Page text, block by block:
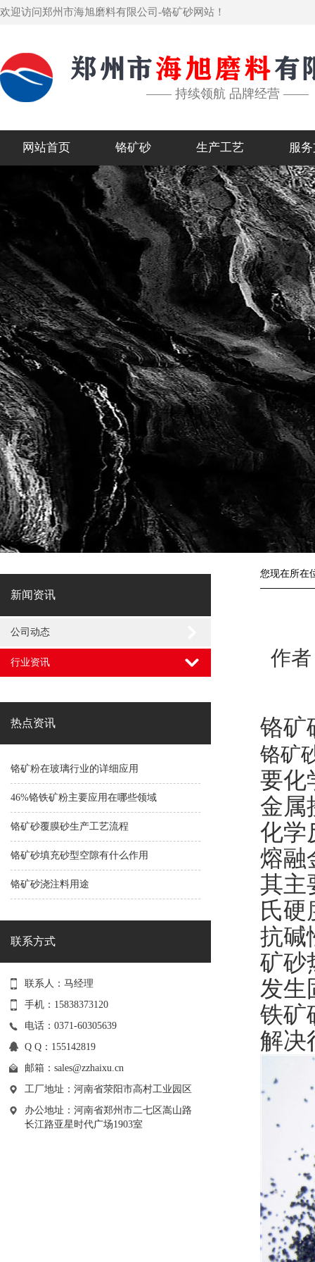
欢迎访问郑州市海旭磨料有限公司-铬矿砂网站！
—— 持续领航 品牌经营 ——
网站首页 铬矿砂 生产工艺 服
新闻资讯
公司动态
行业资讯
热点资讯
铬矿粉在玻璃行业的详细应用
46%铬铁矿粉主要应用在哪些领域
铬矿砂覆膜砂生产工艺流程
铬矿砂填充砂型空隙有什么作用
铬矿砂浇注料用途
联系方式
联系人：马经理
手机：15838373120
电话：0371-60305639
Q Q：155142819
邮箱： sales@zzhaixu.cn
工厂地址：河南省荥阳市高村工业园区
办公地址：河南省郑州市二七区嵩山路
长江路亚星时代广场1903室
您现在所在
作
铬矿
铬矿
要化
金属
化学
熔融
其主
氏
抗碱
矿砂
发生
铁矿
解决